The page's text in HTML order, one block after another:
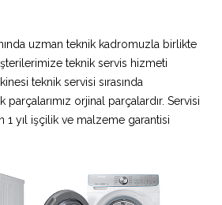
uzman teknik kadromuzla birlikte
teknik servis hizmeti
teknik servisi sırasında
parçalarımız orjinal parçalardır. Servisi
1 yıl işçilik ve malzeme garantisi